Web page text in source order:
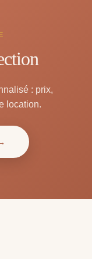
: prix,
location.